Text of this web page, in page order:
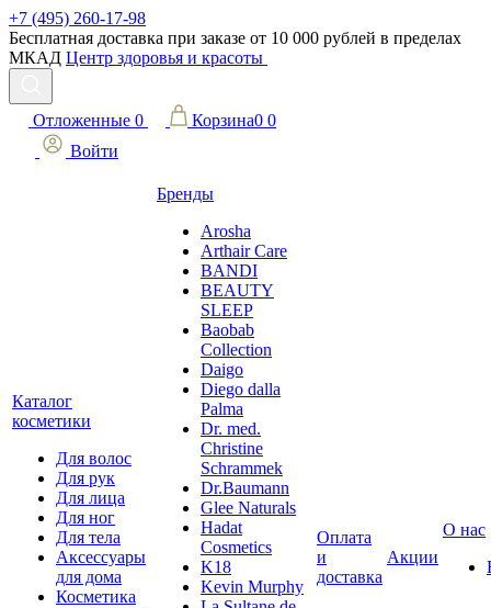
+7 (495) 260-17-98
Бесплатная доставка при заказе от 10 000 рублей в пределах
МКАД Центр здоровья и красоты
Отложенные 0 Корзина0 0
Войти
Каталог
косметики
Для волос
Для рук
Для лица
Для ног
Для тела
Аксессуары
для дома
Косметика
Бренды
Arosha
Arthair Care
BANDI
BEAUTY
SLEEP
Baobab
Collection
Daigo
Diego dalla
Palma
Dr. med.
Christine
Schrammek
Dr.Baumann
Glee Naturals
Hadat
Cosmetics
K18
Kevin Murphy
Оплата
и
доставка
Акции
О нас